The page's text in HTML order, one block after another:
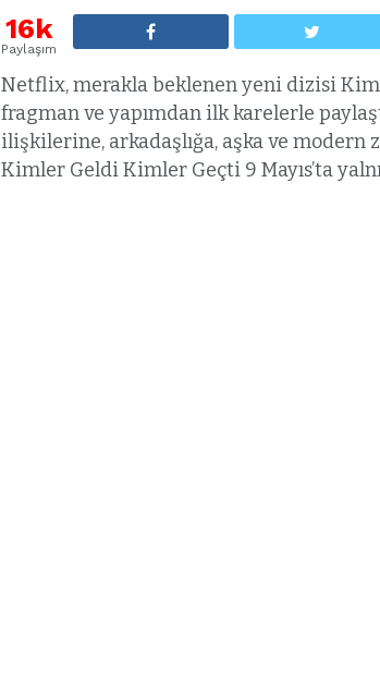
16k
Paylaşım
Netflix, merakla beklenen yeni dizisi
fragman ve yapımdan ilk karelerle
ilişkilerine, arkadaşlığa, aşka ve modern
Kimler Geldi Kimler Geçti 9 Mayıs’ta